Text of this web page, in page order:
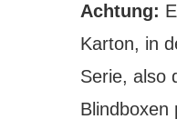
Achtung:
Karton, in
Serie, also
Blindboxen